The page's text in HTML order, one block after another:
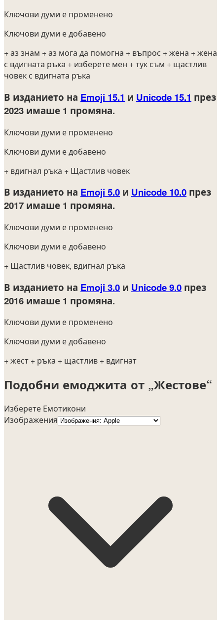
Ключови думи е променено
Ключови думи е добавено
+ аз знам + аз мога да помогна + въпрос + жена + жена
с вдигната ръка + изберете мен + тук съм + щастлив
човек с вдигната ръка
В изданието на Emoji 15.1 и Unicode 15.1 през
2023 имаше 1 промяна.
Ключови думи е променено
Ключови думи е добавено
+ вдигнал ръка + Щастлив човек
В изданието на Emoji 5.0 и Unicode 10.0 през
2017 имаше 1 промяна.
Ключови думи е променено
Ключови думи е добавено
+ Щастлив човек, вдигнал ръка
В изданието на Emoji 3.0 и Unicode 9.0 през
2016 имаше 1 промяна.
Ключови думи е променено
Ключови думи е добавено
+ жест + ръка + щастлив + вдигнат
Подобни емоджита от „Жестове“
Изберете Емотикони
Изображения